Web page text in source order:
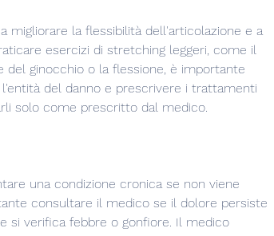
migliorare la flessibilità dell'articolazione e a
esercizi di stretching leggeri, come il
del ginocchio o la flessione, è importante
del danno e prescrivere i trattamenti
solo come prescritto dal medico.
una condizione cronica se non viene
consultare il medico se il dolore persiste
si verifica febbre o gonfiore. Il medico